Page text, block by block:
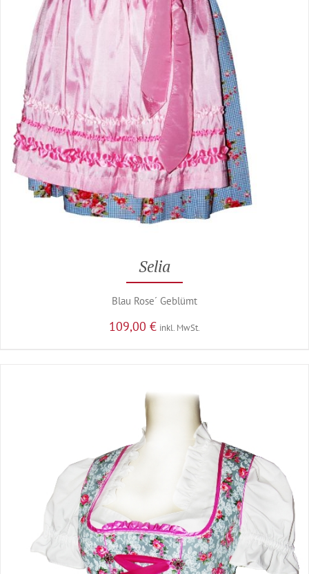
Selia
Blau Rose´ Geblümt
109,00 € inkl. MwSt.